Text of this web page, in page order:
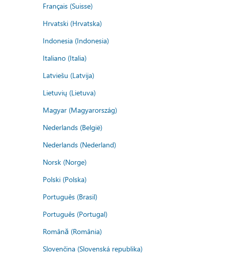
Français (Suisse)
Hrvatski (Hrvatska)
Indonesia (Indonesia)
Italiano (Italia)
Latviešu (Latvija)
Lietuvių (Lietuva)
Magyar (Magyarország)
Nederlands (België)
Nederlands (Nederland)
Norsk (Norge)
Polski (Polska)
Português (Brasil)
Português (Portugal)
Română (România)
Slovenčina (Slovenská republika)